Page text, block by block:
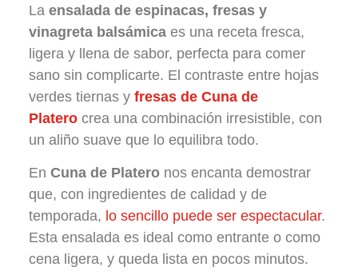
La ensalada de espinacas, fresas y
vinagreta balsámicaes una receta fresca,
ligera y llena de sabor, perfecta para comer
sano sin complicarte. El contraste entre hojas
verdes tiernas y fresas de Cuna de
Platerocrea una combinación irresistible, con
un aliño suave que lo equilibra todo.
En Cuna de Plateronos encanta demostrar
que, con ingredientes de calidad y de
temporada, lo sencillo puede ser espectacular.
Esta ensalada es ideal como entrante o como
cena ligera, y queda lista en pocos minutos.